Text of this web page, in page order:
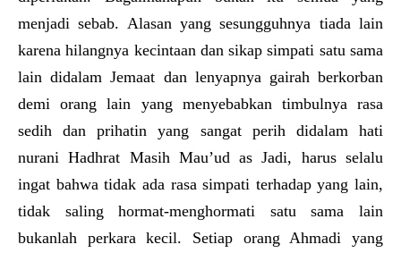
menjadi sebab. Alasan yang sesungguhnya tiada lain
karena hilangnya kecintaan dan sikap simpati satu sama
lain didalam Jemaat dan lenyapnya gairah berkorban
demi orang lain yang menyebabkan timbulnya rasa
sedih dan prihatin yang sangat perih didalam hati
nurani Hadhrat Masih Mau’ud as Jadi, harus selalu
ingat bahwa tidak ada rasa simpati terhadap yang lain,
tidak saling hormat-menghormati satu sama lain
bukanlah perkara kecil. Setiap orang Ahmadi yang